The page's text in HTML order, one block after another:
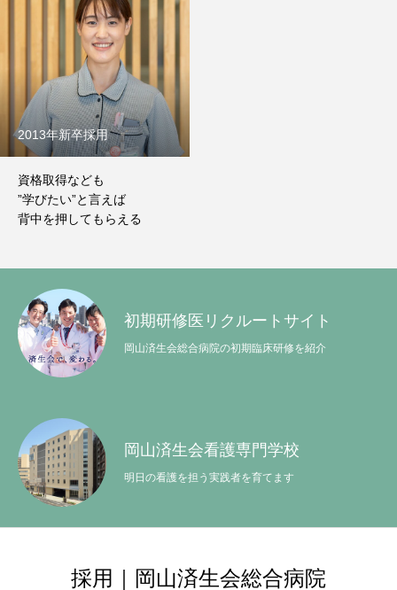
2013年新卒採用
資格取得なども
”学びたい”と言えば
背中を押してもらえる
初期研修医リクルートサイト
岡山済生会総合病院の初期臨床研修を紹介
岡山済生会看護専門学校
明日の看護を担う実践者を育てます
採用｜岡山済生会総合病院